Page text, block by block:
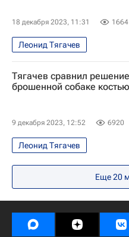
18 декабря 2023, 11:31 1664
Леонид Тягачев
Международный
Олимпийский комитет
Тягачев сравнил
брошенной собаке костью
9 декабря 2023, 12:52 6920
Леонид Тягачев
Летние Олимпийские игры
Международный
Еще20